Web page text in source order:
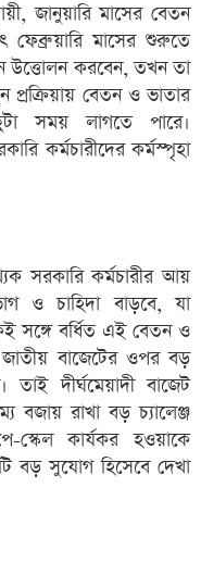
জানুয়ারি মাসের বেতন
ফেব্রুয়ারি মাসের শুরুতে
উত্তোলন করবেন, তখন তা
বেতন ও ভাতার
সময় লাগতে পারে।
কর্মচারীদের কর্মস্পৃহা
সরকারি কর্মচারীর আয়
ও চাহিদা বাড়বে, যা
সঙ্গে বর্ধিত এই বেতন ও
বাজেটের ওপর বড়
দীর্ঘমেয়াদী বাজেট
বজায় রাখা বড় চ্যালেঞ্জ
স্কেল কার্যকর হওয়াকে
বড় সুযোগ হিসেবে দেখা